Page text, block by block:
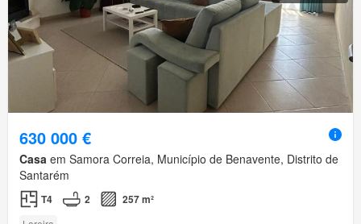
630 000 €
Casa em Samora Correia, Município de Benavente, Distrito de
Santarém
T4 2 257 m²